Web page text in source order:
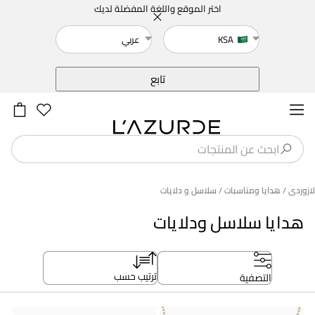
اختر الموقع واللغة المفضلة لديك
KSA
عربي
تابع
هدايا سلاسل ودلايات
لازوردى/ هدايا ومناسبات/ سلاسل و دلايات
التصفية ترتيب حسب